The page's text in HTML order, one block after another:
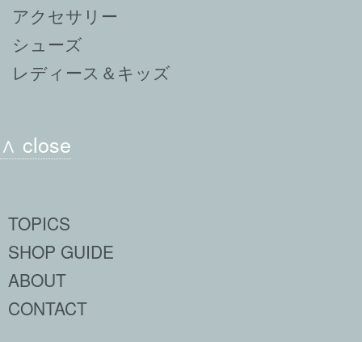
アクセサリー
シューズ
レディース＆キッズ
∧ close
TOPICS
SHOP GUIDE
ABOUT
CONTACT